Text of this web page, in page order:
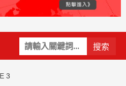
關
鍵
Primary
Menu
3